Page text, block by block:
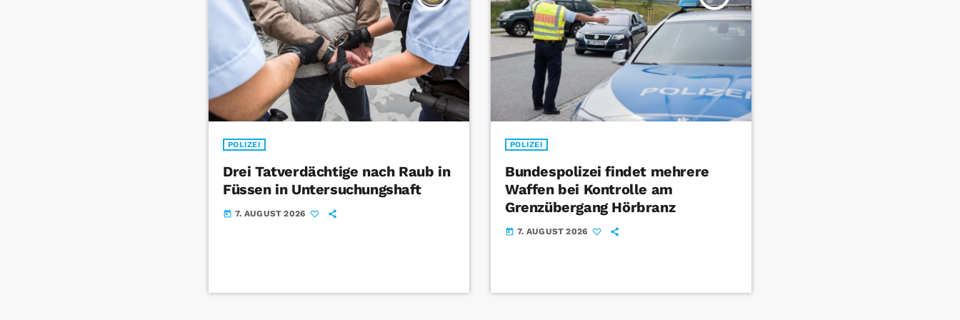
POLIZEI
Drei Tatverdächtige nach Raub in
Füssen in Untersuchungshaft
today 7. AUGUST 2026
POLIZEI
Bundespolizei findet mehrere
Waffen bei Kontrolle am
Grenzübergang Hörbranz
today 7. AUGUST 2026